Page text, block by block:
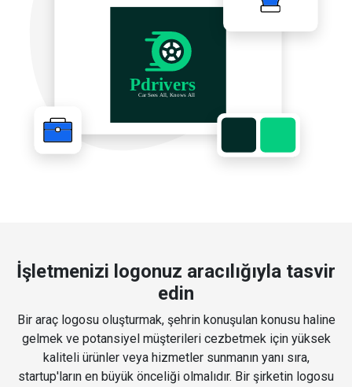
İşletmenizi logonuz aracılığıyla tasvir
edin
Bir araç logosu oluşturmak, şehrin konuşulan konusu haline
gelmek ve potansiyel müşterileri cezbetmek için yüksek
kaliteli ürünler veya hizmetler sunmanın yanı sıra,
startup'ların en büyük önceliği olmalıdır. Bir şirketin logosu